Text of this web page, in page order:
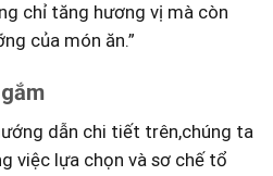
chỉ tăng hương vị mà còn
của món ăn.”
dẫn chi tiết trên,chúng ta
việc lựa chọn và sơ chế⁢ tổ